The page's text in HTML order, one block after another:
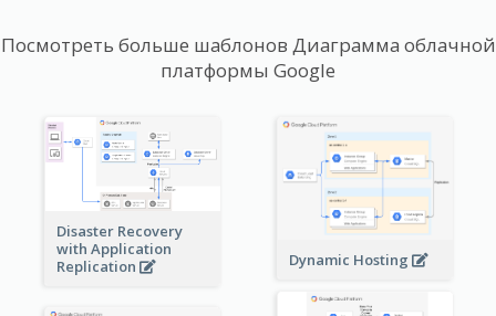
Посмотреть больше шаблонов Диаграмма облачной
платформы Google
Disaster Recovery
with Application
Replication
Dynamic Hosting